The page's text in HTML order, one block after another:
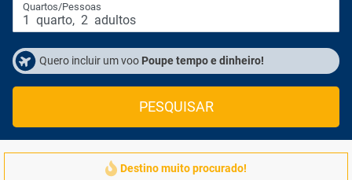
Quartos/Pessoas
1 quarto, 2 adultos
Quero incluir um voo Poupe tempo e dinheiro!
PESQUISAR
Destino muito procurado!